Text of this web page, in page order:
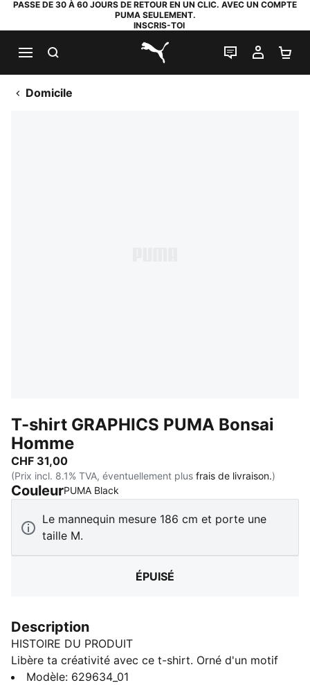
PASSE DE 30 À 60 JOURS DE RETOUR EN UN CLIC. AVEC UN COMPTE
PUMA SEULEMENT.
INSCRIS-TOI
PUMA.com
LIVE CHAT
MON
Domicile
T-shirt GRAPHICS PUMA Bonsai
Homme
CHF 31,00
(Prix incl. 8.1% TVA, éventuellement plus frais de livraison.)
CouleurPUMA Black
Le mannequin mesure 186 cm et porte une
taille M.
ÉPUISÉ
Description
HISTOIRE DU PRODUIT
Libère ta créativité avec ce t-shirt. Orné d'un motif
imprimé captivant sur la poitrine, il est parfait pour les
Modèle: 629634_01